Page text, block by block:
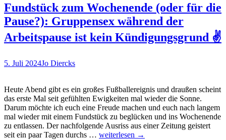
Platz
1
im
Top
Ranking
–
bedeutet
das…?
Fundstück zum Wochenende (oder für die
Pause?): Gruppensex während der
Arbeitspause ist kein Kündigungsgrund ✌
5. Juli 2024Jo Diercks
Heute Abend gibt es ein großes Fußballereignis und draußen scheint
das erste Mal seit gefühlten Ewigkeiten mal wieder die Sonne.
Darum möchte ich euch eine Freude machen und euch nach langem
mal wieder mit einem Fundstück zu beglücken und ins Wochenende
zu entlassen. Der nachfolgende Ausriss aus einer Zeitung geistert
seit ein paar Tagen durchs … Fundstück
weiterlesen →